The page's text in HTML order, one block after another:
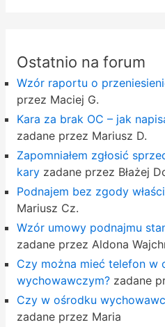
Ostatnio na forum
Wzór raportu o
przez Maciej G.
Kara za brak OC – jak
zadane przez Mariusz D.
Zapomniałem zgłosić
karyzadane przez Błażej
Podnajem bez zgody
Mariusz Cz.
Wzór umowy podnajmu
zadane przez Aldona
Czy można mieć telefon w
wychowawczym?zadane
Czy w ośrodku
zadane przez Maria